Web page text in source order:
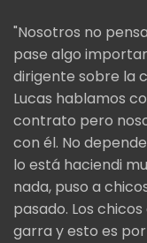
"Nosotros no
pase algo
dirigente sobre la
Lucas hablamos
contrato pero
con él. No
lo está haciendi
nada, puso a
pasado. Los
garra y esto es